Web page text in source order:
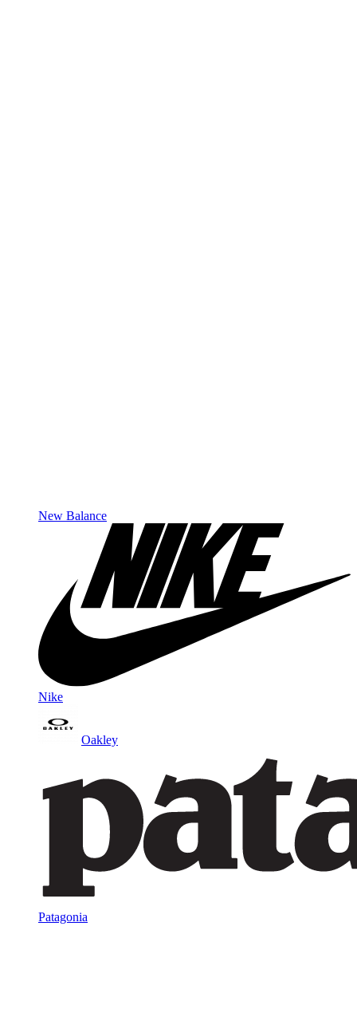
New Balance
Nike
Oakley
Patagonia